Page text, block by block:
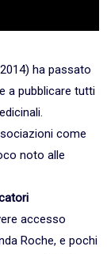
ha passato
a pubblicare tutti
come
noto alle
accesso
Roche, e pochi